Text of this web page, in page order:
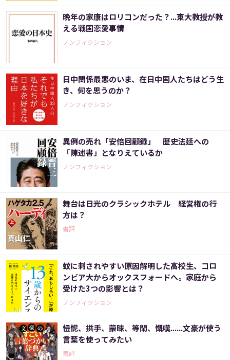
晩年の家康はロリコンだった？...東大教授が教
える戦国恋愛事情
ノンフィクション
日中関係最悪のいま、在日中国人たちはどう生
き、何を思うのか？
ノンフィクション
異例の売れ「安倍回顧録」 歴史法廷への
「陳述書」となりえているか
ノンフィクション
舞台は日光のクラシックホテル 経営権の行
方は？
書評
蚊に刺されやすい原因解明した高校生、コロ
ンビア大からオックスフォードへ。家庭から
受けた3つの影響とは？
ノンフィクション
忸怩、拱手、蒙昧、等閑、慨嘆......文豪が使う
言葉を使ってみたい
書評